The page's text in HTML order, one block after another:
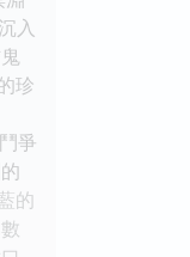
入
珍
爭
的